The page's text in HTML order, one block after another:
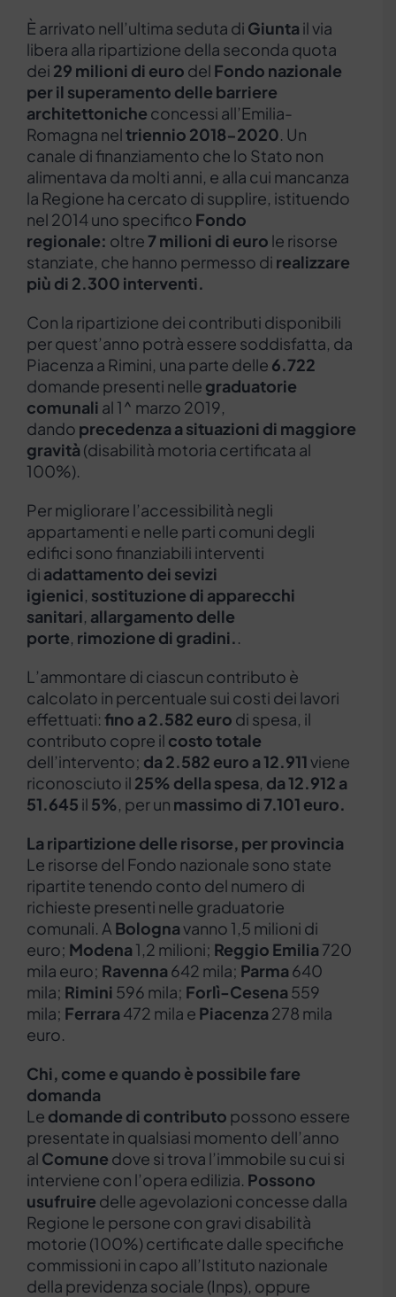
È arrivato nell’ultima seduta di Giunta il via
libera alla ripartizione della seconda quota
dei 29 milioni di euro del Fondo nazionale
per il superamento delle barriere
architettoniche concessi all’Emilia-
Romagna neltriennio 2018-2020. Un
canale di finanziamento che lo Stato non
alimentava da molti anni, e alla cui mancanza
la Regione ha cercato di supplire, istituendo
nel 2014 uno specifico Fondo
regionale: oltre7 milioni di euro le risorse
stanziate, che hanno permesso di realizzare
più di 2.300 interventi.
Con la ripartizione dei contributi disponibili
per quest’anno potrà essere soddisfatta, da
Piacenza a Rimini, una parte delle 6.722
domande presenti nelle graduatorie
comunali al 1^ marzo 2019,
dando precedenza a situazioni di maggiore
gravità (disabilità motoria certificata al
100%).
Per migliorare l’accessibilità negli
appartamenti e nelle parti comuni degli
edifici sono finanziabili interventi
di adattamento dei sevizi
igienici, sostituzione di apparecchi
sanitari, allargamento delle
porte, rimozione di gradini..
L’ammontare di ciascun contributo è
calcolato in percentuale sui costi dei lavori
effettuati: fino a 2.582 euro di spesa, il
contributo copre il costo totale
dell’intervento; da 2.582 euro a 12.911viene
riconosciuto il 25% della spesa, da 12.912 a
51.645 il 5%, per un massimo di 7.101 euro.
La ripartizione delle risorse, per provincia
Le risorse del Fondo nazionale sono state
ripartite tenendo conto del numero di
richieste presenti nelle graduatorie
comunali. A Bolognavanno 1,5 milioni di
euro; Modena 1,2 milioni; Reggio Emilia 720
mila euro; Ravenna 642 mila; Parma 640
mila; Rimini 596 mila; Forlì-Cesena 559
mila; Ferrara 472 mila e Piacenza 278 mila
euro.
Chi, come e quando è possibile fare
domanda
Le domande di contributo possono essere
presentate in qualsiasi momento dell’anno
al Comune dove si trova l’immobile su cui si
interviene con l’opera edilizia. Possono
usufruire delle agevolazioni concesse dalla
Regione le persone con gravi disabilità
motorie (100%) certificate dalle specifiche
commissioni in capo all’Istituto nazionale
della previdenza sociale (Inps), oppure